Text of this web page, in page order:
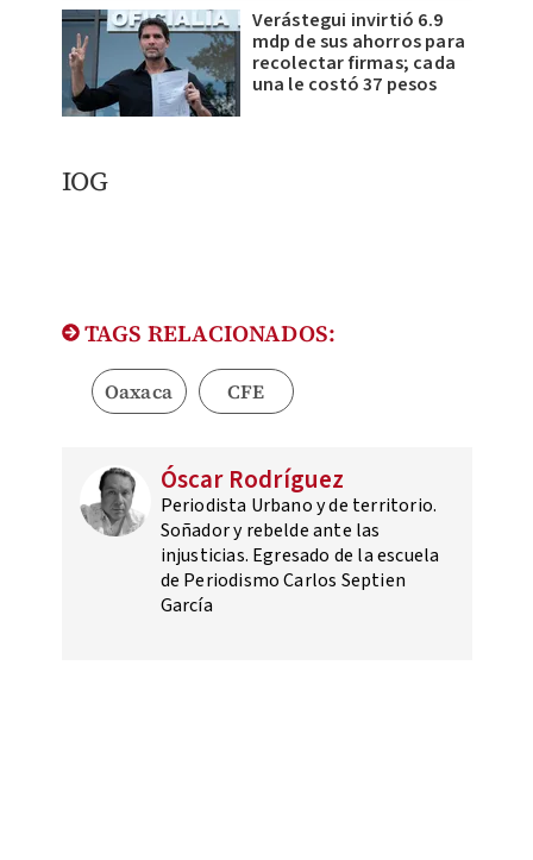
Verástegui invirtió 6.9
mdp de sus ahorros para
recolectar firmas; cada
una le costó 37 pesos
IOG
TAGS RELACIONADOS:
Oaxaca CFE
Óscar Rodríguez
Periodista Urbano y de territorio.
Soñador y rebelde ante las
injusticias. Egresado de la escuela
de Periodismo Carlos Septien
García